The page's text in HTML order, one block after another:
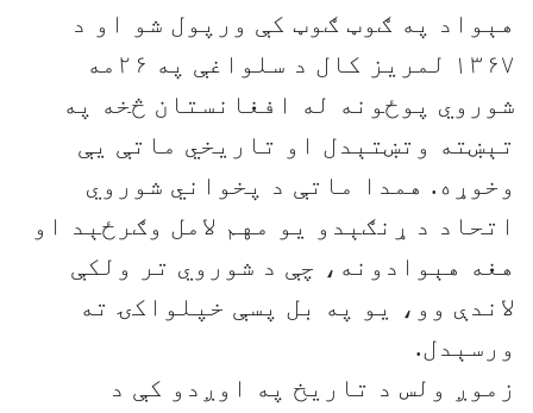
هېواد په ګوټ ګوټ کې ورپول شو او د
۱۳۶۷ لمریز کال د سلواغې په ۲۶مه
شوروي پوځونه له افغانستان څخه په
تېښته وتښتېدل او تاریخي ماتې يې
وخوړه. همدا ماتې د پخواني شوروي
اتحاد د ړنګېدو یو مهم لامل وګرځېد او
هغه هېوادونه، چې د شوروي تر ولکې
لاندې وو، یو په بل پسې خپلواکۍ ته
ورسېدل.
زموږ ولس د تاریخ په اوږدو کې د